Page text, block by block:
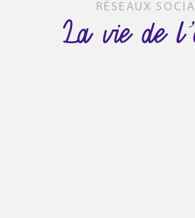
RÉSEAUX
La vie de